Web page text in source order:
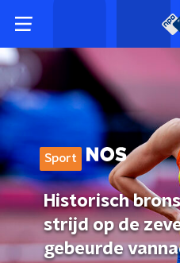
Sport
Historisch
strijd op de
gebeurde